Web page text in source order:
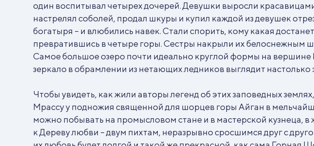
один воспитывал четырех дочерей. Девушки выросли
настрелял соболей, продал шкуры и купил каждой из девушек
богатыря – и влюбились навек. Стали спорить, кому какая
превратившись в четыре горы. Сестры накрыли их белоснежным
Самое большое озеро почти идеально круглой формы на вершине
зеркало в обрамлении из нетающих ледников выглядит
Чтобы увидеть, как жили авторы легенд об этих заповедных
Мрассу у подножия священной для шорцев горы Айган в
можно побывать на промысловом стане и в мастерской кузнеца,
к Дереву любви – двум пихтам, неразрывно сросшимся друг с